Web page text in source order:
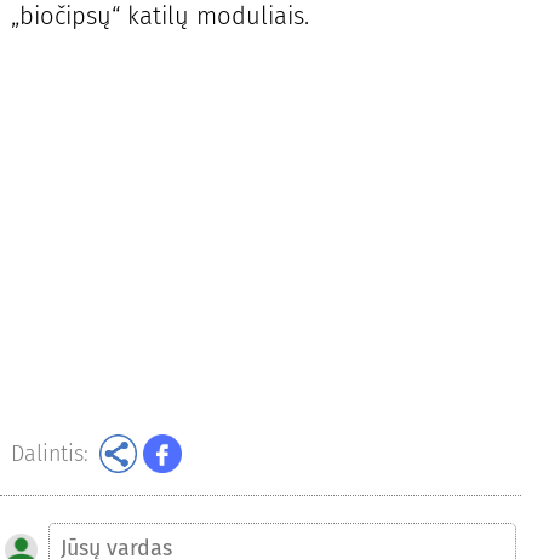
„biočipsų“ katilų moduliais.
Dalintis: